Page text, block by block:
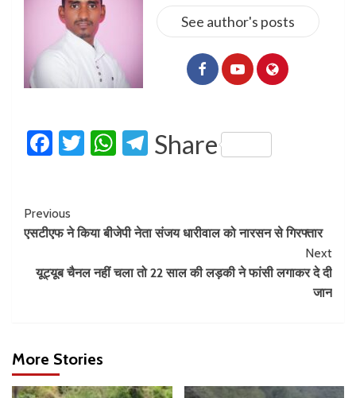
See author's posts
Facebook
Twitter
WhatsApp
Telegram
Share
Previous
एसटीएफ ने किया बीजेपी नेता संजय धारीवाल को नारसन से गिरफ्तार
Next
यूट्यूब चैनल नहीं चला तो 22 साल की लड़की ने फांसी लगाकर दे दी
जान
More Stories